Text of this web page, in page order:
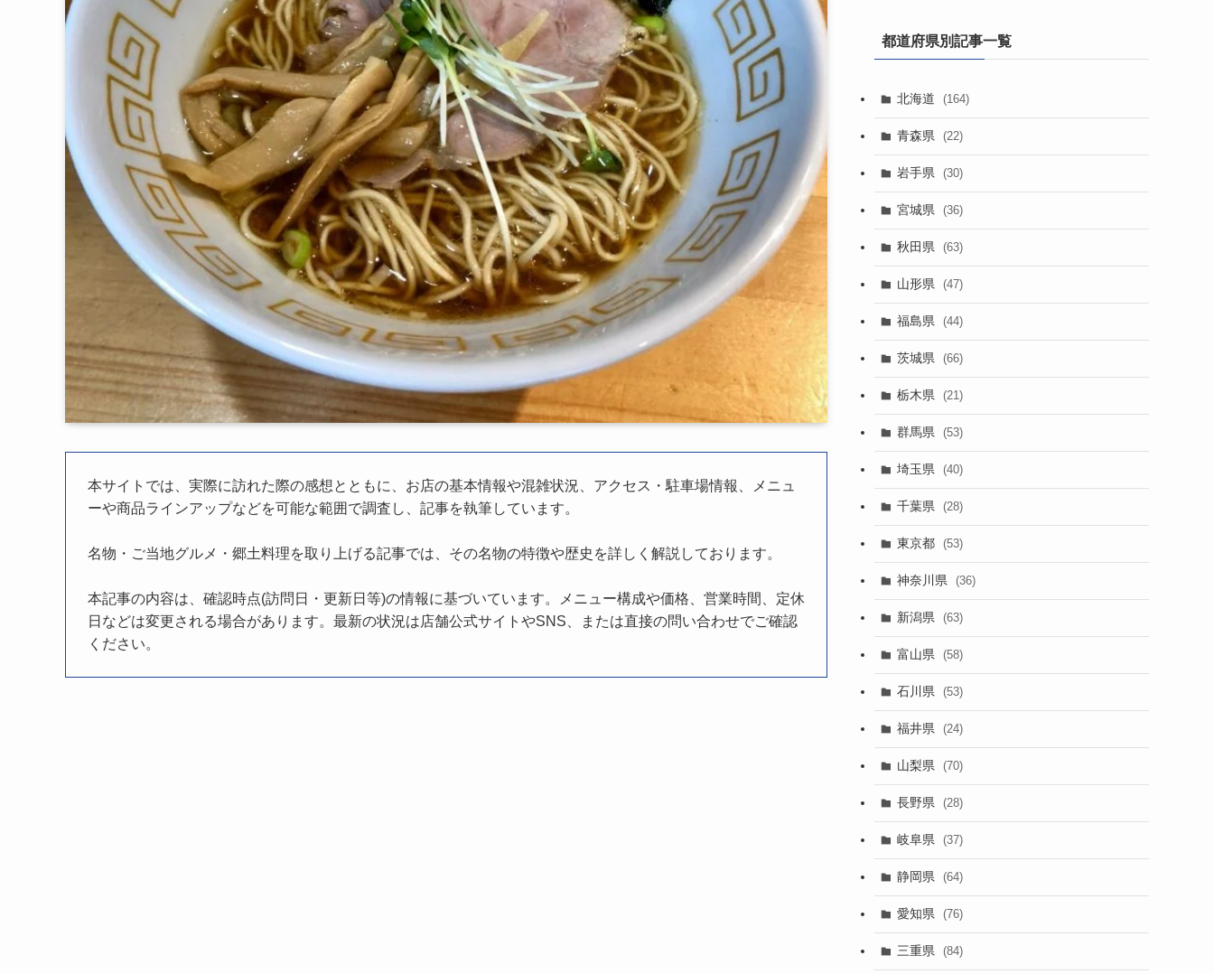
本サイトでは、実際に訪れた際の感想とともに、お店の基本情報や混雑状況、アクセス・駐車場情報、メニュ
ーや商品ラインアップなどを可能な範囲で調査し、記事を執筆しています。
名物・ご当地グルメ・郷土料理を取り上げる記事では、その名物の特徴や歴史を詳しく解説しております。
本記事の内容は、確認時点(訪問日・更新日等)の情報に基づいています。メニュー構成や価格、営業時間、定休
日などは変更される場合があります。最新の状況は店舗公式サイトやSNS、または直接の問い合わせでご確認
ください。
都道府県別記事一覧
北海道 (164)
青森県 (22)
岩手県 (30)
宮城県 (36)
秋田県 (63)
山形県 (47)
福島県 (44)
茨城県 (66)
栃木県 (21)
群馬県 (53)
埼玉県 (40)
千葉県 (28)
東京都 (53)
神奈川県 (36)
新潟県 (63)
富山県 (58)
石川県 (53)
福井県 (24)
山梨県 (70)
長野県 (28)
岐阜県 (37)
静岡県 (64)
愛知県 (76)
三重県 (84)